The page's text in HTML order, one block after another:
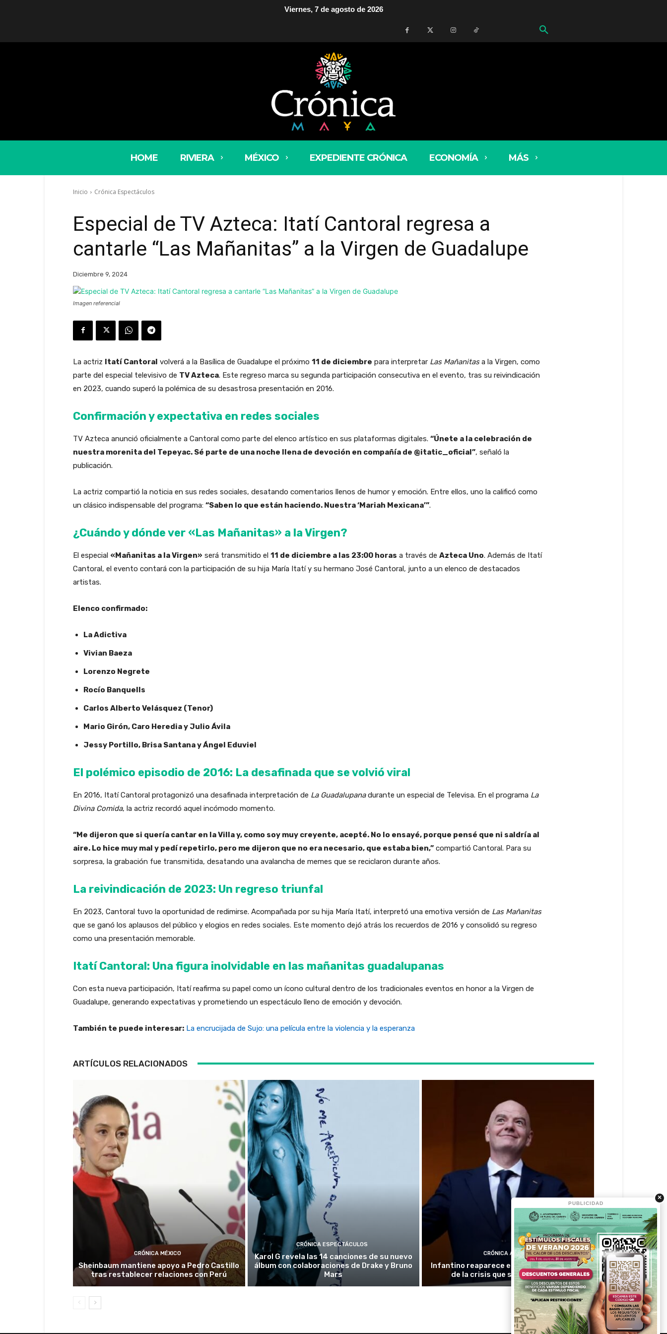
Viernes, 7 de agosto de 2026
HOME RIVIERA MÉXICO EXPEDIENTE CRÓNICA ECONOMÍA MÁS
Inicio Crónica Espectáculos
Especial de TV Azteca: Itatí Cantoral regresa a
cantarle “Las Mañanitas” a la Virgen de Guadalupe
Diciembre 9, 2024
Imagen referencial
La actriz Itatí Cantoral volverá a la Basílica de Guadalupe el próximo 11 de diciembre para interpretar Las Mañanitasa la Virgen, como
parte del especial televisivo de TV Azteca. Este regreso marca su segunda participación consecutiva en el evento, tras su reivindicación
en 2023, cuando superó la polémica de su desastrosa presentación en 2016.
Confirmación y expectativa en redes sociales
TV Azteca anunció oficialmente a Cantoral como parte del elenco artístico en sus plataformas digitales. “Únete a la celebración de
nuestra morenita del Tepeyac. Sé parte de una noche llena de devoción en compañía de @itatic_oficial”, señaló la
publicación.
La actriz compartió la noticia en sus redes sociales, desatando comentarios llenos de humor y emoción. Entre ellos, uno la calificó como
un clásico indispensable del programa: “Saben lo que están haciendo. Nuestra ‘Mariah Mexicana’”.
¿Cuándo y dónde ver «Las Mañanitas» a la Virgen?
El especial «Mañanitas a la Virgen» será transmitido el 11 de diciembre a las 23:00 horas a través de Azteca Uno. Además de Itatí
Cantoral, el evento contará con la participación de su hija María Itatí y su hermano José Cantoral, junto a un elenco de destacados
artistas.
Elenco confirmado:
La Adictiva
Vivian Baeza
Lorenzo Negrete
Rocío Banquells
Carlos Alberto Velásquez (Tenor)
Mario Girón, Caro Heredia y Julio Ávila
Jessy Portillo, Brisa Santana y Ángel Eduviel
El polémico episodio de 2016: La desafinada que se volvió viral
En 2016, Itatí Cantoral protagonizó una desafinada interpretación de La Guadalupanadurante un especial de Televisa. En el programa La
Divina Comida, la actriz recordó aquel incómodo momento.
“Me dijeron que si quería cantar en la Villa y, como soy muy creyente, acepté. No lo ensayé, porque pensé que ni saldría al
aire. Lo hice muy mal y pedí repetirlo, pero me dijeron que no era necesario, que estaba bien,” compartió Cantoral. Para su
sorpresa, la grabación fue transmitida, desatando una avalancha de memes que se reciclaron durante años.
La reivindicación de 2023: Un regreso triunfal
En 2023, Cantoral tuvo la oportunidad de redimirse. Acompañada por su hija María Itatí, interpretó una emotiva versión de Las Mañanitas
que se ganó los aplausos del público y elogios en redes sociales. Este momento dejó atrás los recuerdos de 2016 y consolidó su regreso
como una presentación memorable.
Itatí Cantoral: Una figura inolvidable en las mañanitas guadalupanas
Con esta nueva participación, Itatí reafirma su papel como un ícono cultural dentro de los tradicionales eventos en honor a la Virgen de
Guadalupe, generando expectativas y prometiendo un espectáculo lleno de emoción y devoción.
También te puede interesar: La encrucijada de Sujo: una película entre la violencia y la esperanza
ARTÍCULOS RELACIONADOS
CRÓNICA MÉXICO
Sheinbaum mantiene apoyo a Pedro Castillo
tras restablecer relaciones con Perú
CRÓNICA ESPECTÁCULOS
Karol G revela las 14 canciones de su nuevo
álbum con colaboraciones de Drake y Bruno
Mars
CRÓNICA ACTIVA
Infantino reaparece en Colombia en medio
de la crisis que sacude a la FIFA
×
PUBLICIDAD